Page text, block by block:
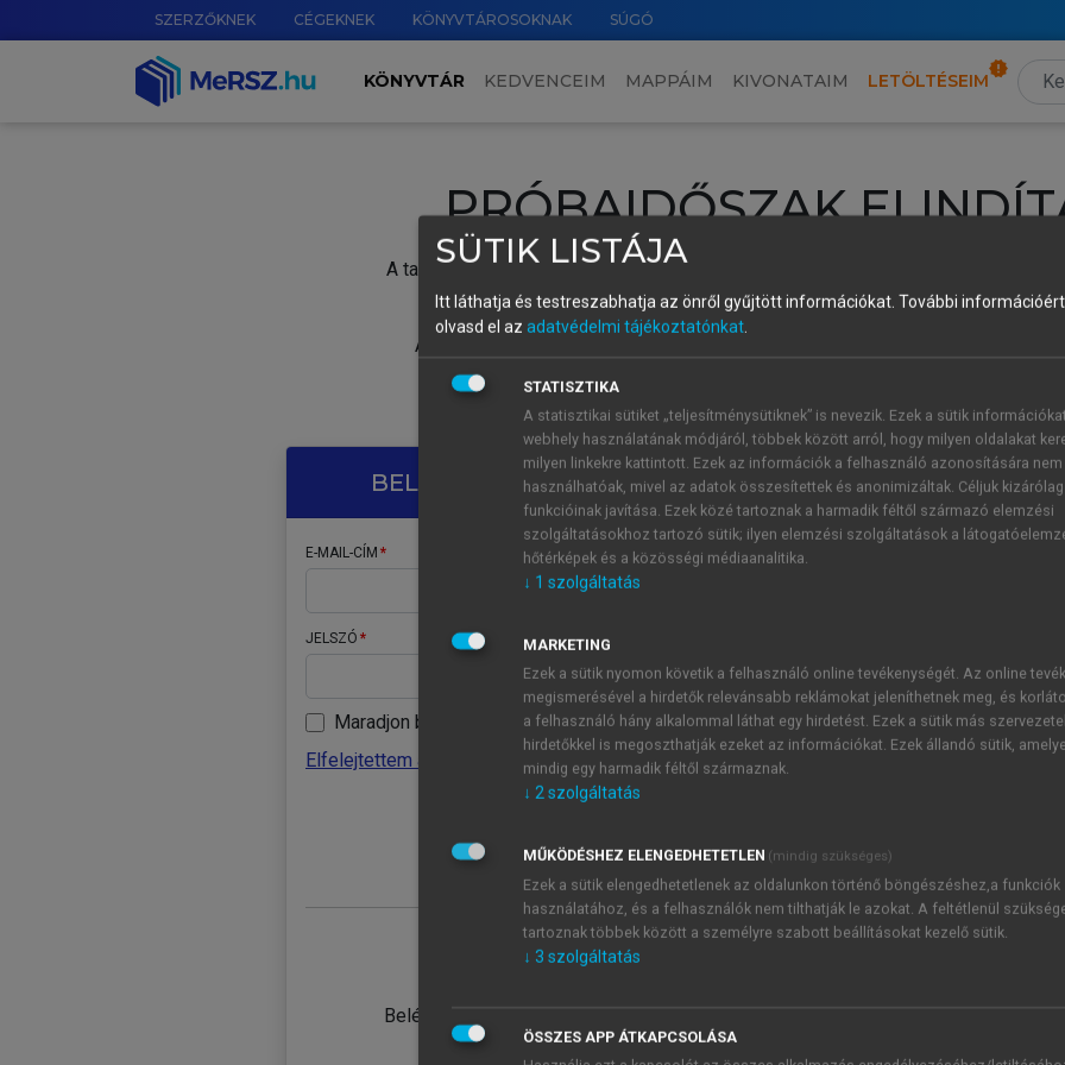
SZERZŐKNEK CÉGEKNEK KÖNYVTÁROSOKNAK SÚGÓ
KÖNYVTÁR KEDVENCEIM MAPPÁIM KIVONATAIM LETÖLTÉSEIM
PRÓBAIDŐSZAK
A tartalom megtekintéséhez lépj be a saját fiókoddal, iskolai azonosítóddal vagy
Új felhasználóként1 óra díjmentes hozzáférésrevagy
A próbaidőszak elindításához,
vagy hozz
BELÉPÉS SAJÁT FIÓKKAL
E-MAIL-CÍM
JELSZÓ
Maradjon belépve
Elfelejtettem a jelszavamat
Belépés intézményi azonosítóval
ÚJ FIÓK
1 óra
JELSZÓ
Kérek értesítést a MeRSZ
Kérek értesítést az
SÜTIK LISTÁJA
Itt láthatja és testreszabhatja az önről gyűjtött információkat. További
olvasd el az adatvédelmi tájékoztatónkat.
STATISZTIKA
A statisztikai sütiket „teljesítménysütiknek” is nevezik. Ezek a sütik
webhely használatának módjáról, többek között arról, hogy milyen oldalakat
milyen linkekre kattintott. Ezek az információk a felhasználó azonosítására nem
használhatóak, mivel az adatok összesítettek és anonimizáltak. Céljuk kizárólag
funkcióinak javítása. Ezek közé tartoznak a harmadik féltől származó elemzési
szolgáltatásokhoz tartozó sütik; ilyen elemzési szolgáltatások a
hőtérképek és a közösségi médiaanalitika.
↓ 1 szolgáltatás
MARKETING
Ezek a sütik nyomon követik a felhasználó online tevékenységét. Az online
megismerésével a hirdetők relevánsabb reklámokat jeleníthetnek meg, és
a felhasználó hány alkalommal láthat egy hirdetést. Ezek a sütik más
hirdetőkkel is megoszthatják ezeket az információkat. Ezek állandó sütik,
mindig egy harmadik féltől származnak.
↓ 2szolgáltatás
MŰKÖDÉSHEZ ELENGEDHETETLEN (mindig szükséges)
Ezek a sütik elengedhetetlenek az oldalunkon történő böngészéshez,a funkciók
használatához, és a felhasználók nem tilthatják le azokat. A feltétlenül
tartoznak többek között a személyre szabott beállításokat kezelő sütik.
↓ 3 szolgáltatás
ÖSSZES APP ÁTKAPCSOLÁSA